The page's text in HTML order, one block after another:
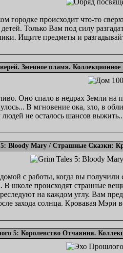
городке происходит что-то
детей. Только Вам под силу
Ищите предметы и
Змеиное пламя. Коллекционное
Оно спало в недрах Земли на
В мгновение ока, зло, в
людей не осталось шансов
Bloody Mary / Страшные Сказки:
с работы, когда вы
В школе происходят странные
на каждом углу. Вам
захода солнца. Кровавая Мэри
5: Королевство Отчаяния.